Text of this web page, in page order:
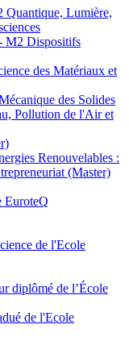
Lumière,
Dispositifs
des Matériaux et
des Solides
Pollution de l'Air et
Renouvelables :
(Master)
EuroteQ
de l'Ecole
diplômé de l’École
de l'Ecole